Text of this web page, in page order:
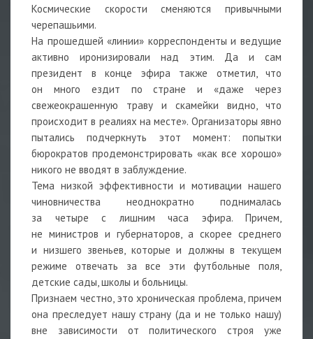
Космические скорости сменяются привычными
черепашьими.
На прошедшей «линии» корреспонденты и ведущие
активно иронизировали над этим. Да и сам
президент в конце эфира также отметил, что
он много ездит по стране и «даже через
свежеокрашенную траву и скамейки видно, что
происходит в реалиях на месте». Организаторы явно
пытались подчеркнуть этот момент: попытки
бюрократов продемонстрировать «как все хорошо»
никого не вводят в заблуждение.
Тема низкой эффективности и мотивации нашего
чиновничества неоднократно поднималась
за четыре с лишним часа эфира. Причем,
не министров и губернаторов, а скорее среднего
и низшего звеньев, которые и должны в текущем
режиме отвечать за все эти футбольные поля,
детские сады, школы и больницы.
Признаем честно, это хроническая проблема, причем
она преследует нашу страну (да и не только нашу)
вне зависимости от политического строя уже